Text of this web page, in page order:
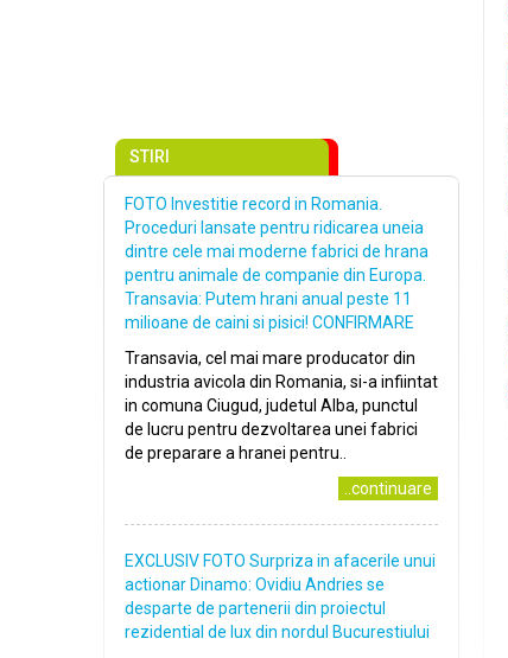
STIRI
FOTO Investitie record in Romania.
Proceduri lansate pentru ridicarea uneia
dintre cele mai moderne fabrici de hrana
pentru animale de companie din Europa.
Transavia: Putem hrani anual peste 11
milioane de caini si pisici! CONFIRMARE
Transavia, cel mai mare producator din
industria avicola din Romania, si-a infiintat
in comuna Ciugud, judetul Alba, punctul
de lucru pentru dezvoltarea unei fabrici
de preparare a hranei pentru..
..continuare
EXCLUSIV FOTO Surpriza in afacerile unui
actionar Dinamo: Ovidiu Andries se
desparte de partenerii din proiectul
rezidential de lux din nordul Bucurestiului